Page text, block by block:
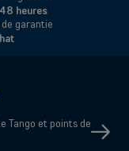
heures
garantie
Tango et points de